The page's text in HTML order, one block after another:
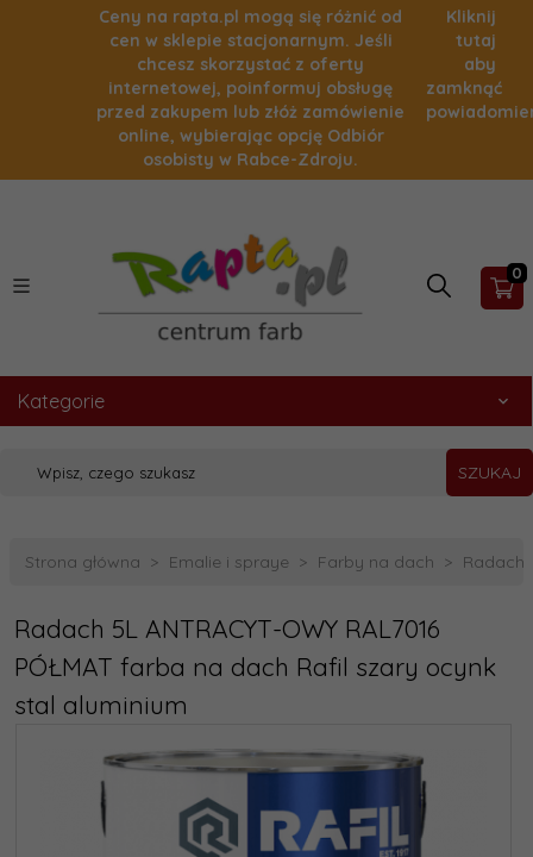
Ceny na rapta.pl mogą się różnić od
cen w sklepie stacjonarnym. Jeśli
chcesz skorzystać z oferty
internetowej, poinformuj obsługę
przed zakupem lub złóż zamówienie
online, wybierając opcję Odbiór
osobisty w Rabce-Zdroju.
Kliknij
tutaj
aby
zamknąć
0
Kategorie
SZUKAJ
Strona główna Emalie i spraye Farby na dach Radach
Radach 5L ANTRACYT-OWY RAL7016
PÓŁMAT farba na dach Rafil szary ocynk
stal aluminium